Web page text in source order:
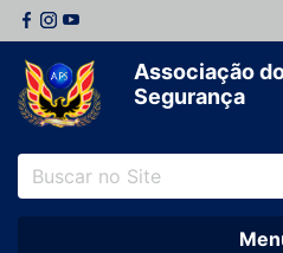
Associação
Segurança